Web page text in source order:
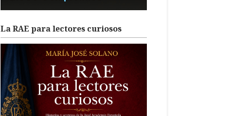
La RAE para lectores curiosos